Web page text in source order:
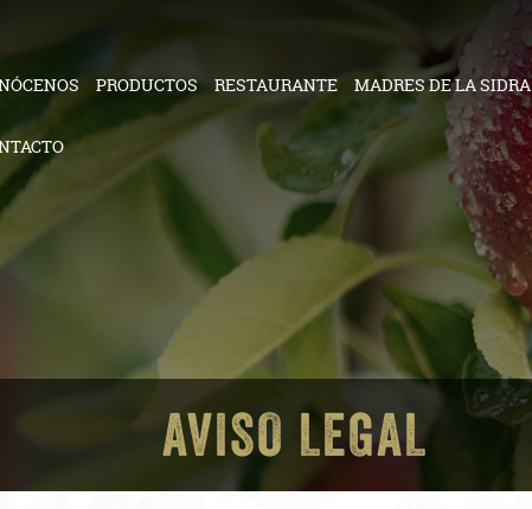
PRODUCTOS RESTAURANTE MADRES DE LA SIDRA
AVISO LEGAL